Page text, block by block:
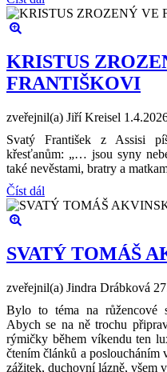
KRISTUS
FRANTIŠKOVI
zveřejnil(a) Jiří Kreisel
Svatý František z Assisi
křesťanům: „… jsou syny
také nevěstami, bratry a
Číst dál
SVATÝ TOMÁŠ
zveřejnil(a) Jindra Drábková
Bylo to téma na růžencové
Abych se na ně trochu
rýmičky během víkendu ten
čtením článků a posloucháním
zážitek, duchovní lázně, všem